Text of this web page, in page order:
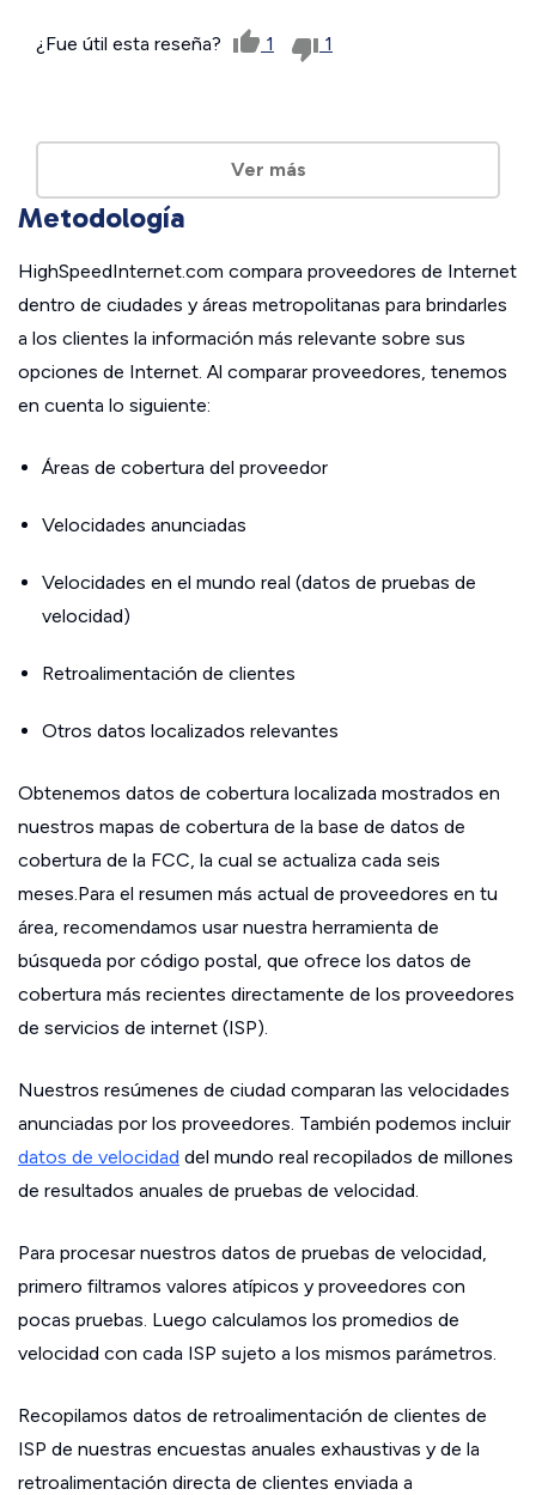
¿Fue útil esta reseña? 1 1
Ver más
Metodología
HighSpeedInternet.com compara proveedores de Internet
dentro de ciudades y áreas metropolitanas para brindarles
a los clientes la información más relevante sobre sus
opciones de Internet. Al comparar proveedores, tenemos
en cuenta lo siguiente:
Áreas de cobertura del proveedor
Velocidades anunciadas
Velocidades en el mundo real (datos de pruebas de
velocidad)
Retroalimentación de clientes
Otros datos localizados relevantes
Obtenemos datos de cobertura localizada mostrados en
nuestros mapas de cobertura de la base de datos de
cobertura de la FCC, la cual se actualiza cada seis
meses.Para el resumen más actual de proveedores en tu
área, recomendamos usar nuestra herramienta de
búsqueda por código postal, que ofrece los datos de
cobertura más recientes directamente de los proveedores
de servicios de internet (ISP).
Nuestros resúmenes de ciudad comparan las velocidades
anunciadas por los proveedores. También podemos incluir
datos de velocidad del mundo real recopilados de millones
de resultados anuales de pruebas de velocidad.
Para procesar nuestros datos de pruebas de velocidad,
primero filtramos valores atípicos y proveedores con
pocas pruebas. Luego calculamos los promedios de
velocidad con cada ISP sujeto a los mismos parámetros.
Recopilamos datos de retroalimentación de clientes de
ISP de nuestras encuestas anuales exhaustivas y de la
retroalimentación directa de clientes enviada a